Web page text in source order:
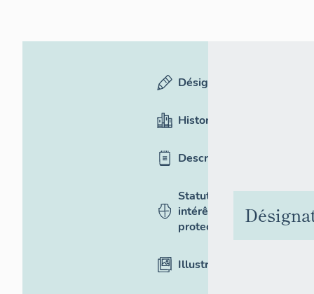
Désignation
Historique
Description
Statut,
intérêt et
protection
Illustrations